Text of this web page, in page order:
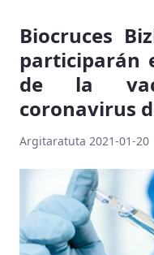
Biocruces
participarán
de la
coronavirus
Argitaratuta 2021-01-20